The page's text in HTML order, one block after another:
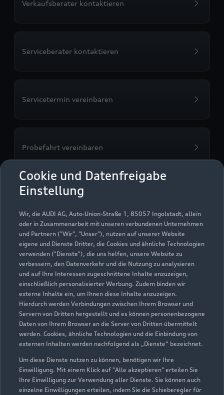
Cookie und Datenfreigabe
Einstellung
Wir, die AUDI AG, Auto-Union-Straße 1, 85057 Ingolstadt, allein
oder in Zusammenarbeit mit unseren verbundenen Unternehmen
und Partnern ("Wir", "Unser"), nutzen auf unserer Website
eigene und Dienste Dritter, die Cookies und ähnliche Technologien
verwenden ("Dienste"), die uns helfen, unsere Website zu
verbessern, den Datenverkehr und die Nutzung zu analysieren
und auf Ihre Interessen zugeschnittene Inhalte anzuzeigen,
einschließlich personalisierter Werbung. Zudem binden wir
externe Inhalte ein, um Ihnen diese Inhalte anzuzeigen.
Hierdurch werden Verbindungen zwischen Ihrem Browser und
Servern von Dritten hergestellt und es können personenbezogene
Daten von Ihrem Browser an die Server von Dritten übermittelt
werden. Cookies, ähnliche Technologien und die Einbindung von
externen Inhalten werden nachfolgend als „Dienste“ bezeichnet.
Um diese Dienste nutzen zu können, benötigen wir Ihre
Einwilligung. Mit einem Klick auf "Alle akzeptieren" erteilen Sie
Ihre Einwilligung zur Verwendung aller Dienste. Sie können auch
einzelne Einwilligungen erteilen, indem Sie die Schieberegler für
Verkaufsberater kontaktieren
Serviceberater kontaktieren
Servicetermin vereinbaren
Probefahrt vereinbaren
GmbH
Autoverkauf
Servicepartner
Audi Gebrauchtwagen :plus
e-tron